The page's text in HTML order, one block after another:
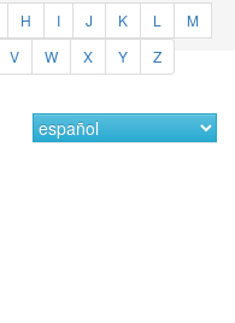
H I J K L
M
V W X Y Z